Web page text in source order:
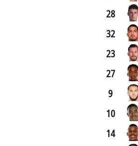
28
32
23
27
9
10
14